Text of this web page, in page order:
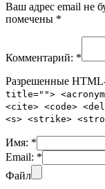
Ваш адрес email не
помечены *
Комментарий: *
Разрешенные
title="">
<cite> <code>
<s> <strike>
Имя: *
Email: *
Файл